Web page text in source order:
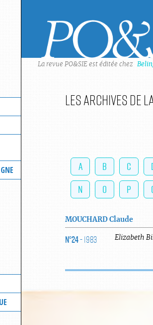
La revue PO&SIE est éditée chez
Les archives de
A B C
N
O P
MOUCHARD Claude
N°24- 1983 Elizabeth